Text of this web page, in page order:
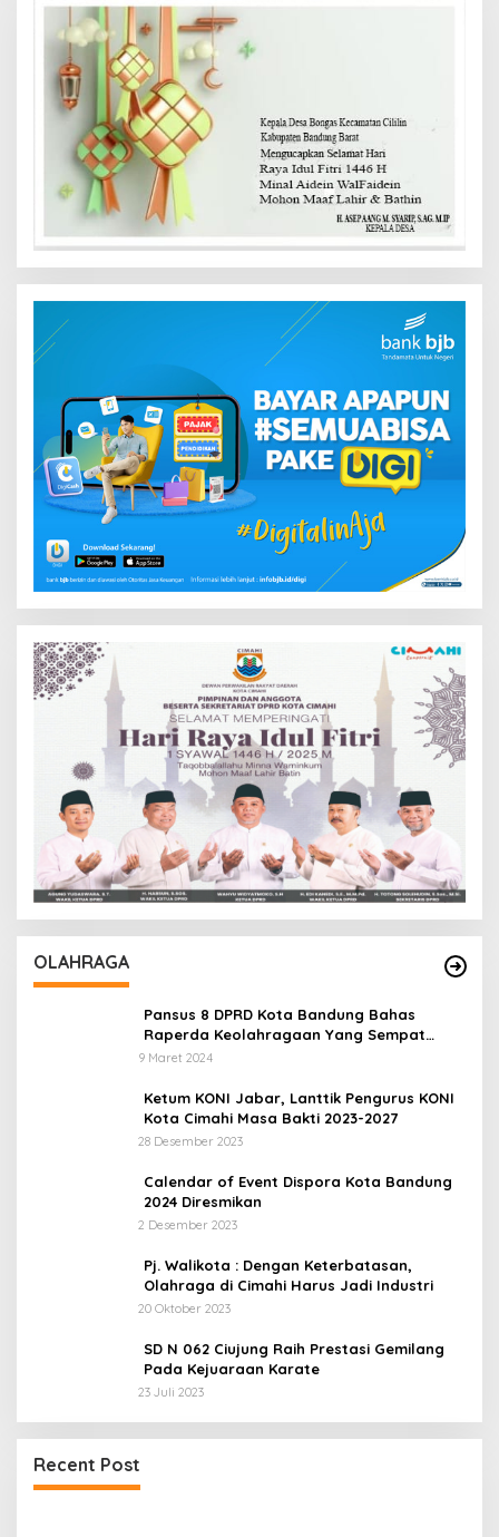
OLAHRAGA
Pansus 8 DPRD Kota Bandung Bahas
Raperda Keolahragaan Yang Sempat
Tertunda
9 Maret 2024
Ketum KONI Jabar, Lanttik Pengurus KONI
Kota Cimahi Masa Bakti 2023-2027
28 Desember 2023
Calendar of Event Dispora Kota Bandung
2024 Diresmikan
2 Desember 2023
Pj. Walikota : Dengan Keterbatasan,
Olahraga di Cimahi Harus Jadi Industri
20 Oktober 2023
SD N 062 Ciujung Raih Prestasi Gemilang
Pada Kejuaraan Karate
23 Juli 2023
Recent Post